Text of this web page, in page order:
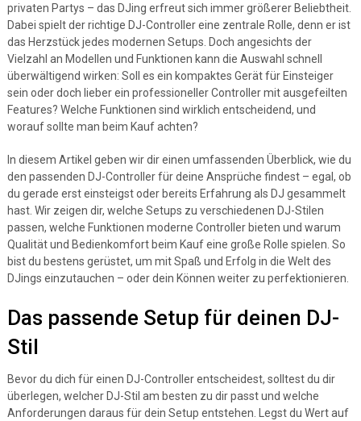
privaten Partys – das DJing erfreut sich immer größerer Beliebtheit.
Dabei spielt der richtige DJ-Controller eine zentrale Rolle, denn er ist
das Herzstück jedes modernen Setups. Doch angesichts der
Vielzahl an Modellen und Funktionen kann die Auswahl schnell
überwältigend wirken: Soll es ein kompaktes Gerät für Einsteiger
sein oder doch lieber ein professioneller Controller mit ausgefeilten
Features? Welche Funktionen sind wirklich entscheidend, und
worauf sollte man beim Kauf achten?
In diesem Artikel geben wir dir einen umfassenden Überblick, wie du
den passenden DJ-Controller für deine Ansprüche findest – egal, ob
du gerade erst einsteigst oder bereits Erfahrung als DJ gesammelt
hast. Wir zeigen dir, welche Setups zu verschiedenen DJ-Stilen
passen, welche Funktionen moderne Controller bieten und warum
Qualität und Bedienkomfort beim Kauf eine große Rolle spielen. So
bist du bestens gerüstet, um mit Spaß und Erfolg in die Welt des
DJings einzutauchen – oder dein Können weiter zu perfektionieren.
Das passende Setup für deinen DJ-
Stil
Bevor du dich für einen DJ-Controller entscheidest, solltest du dir
überlegen, welcher DJ-Stil am besten zu dir passt und welche
Anforderungen daraus für dein Setup entstehen. Legst du Wert auf